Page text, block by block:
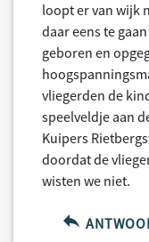
loopt er van wijk
daar eens te
geboren en
vliegerden de
speelveldje aan
Kuipers
doordat de
wisten we niet.